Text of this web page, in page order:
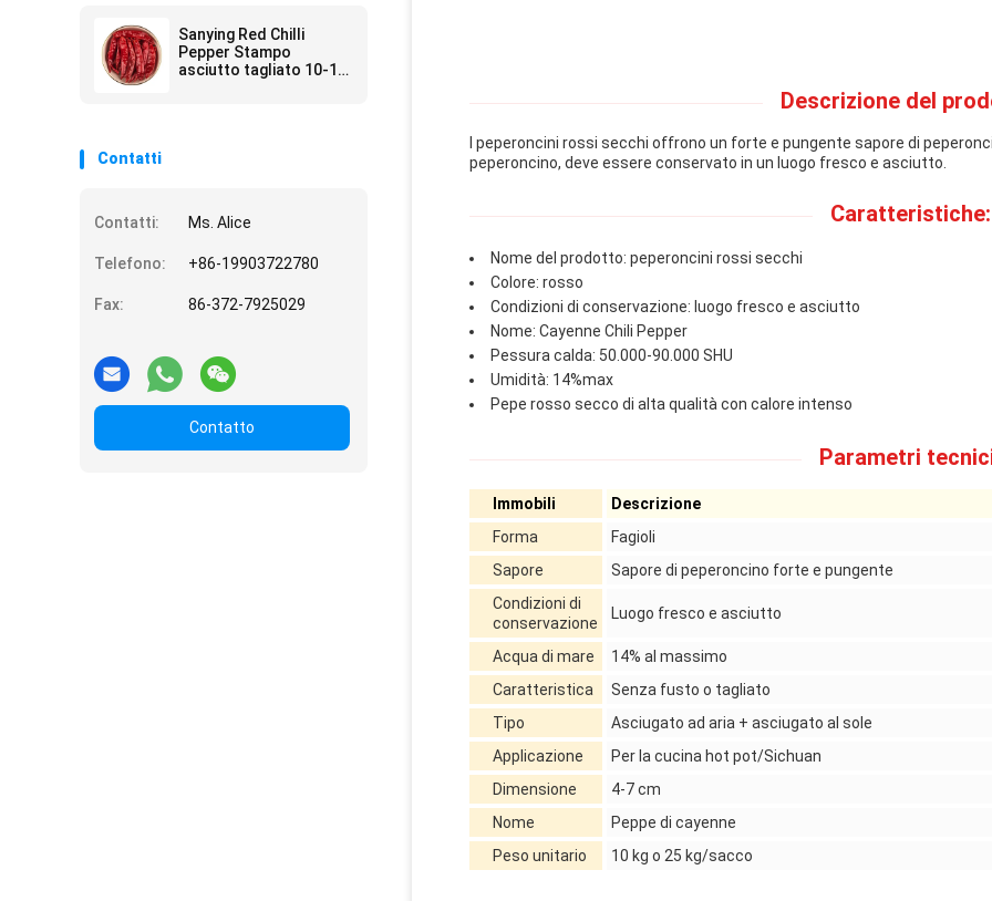
Sanying Red Chilli
Pepper Stampo
asciutto tagliato 10-12
Contatti
Contatti: Ms. Alice
Telefono: +86-19903722780
Fax: 86-372-7925029
Contatto
Descrizione del
I peperoncini rossi secchi offrono un forte e pungente sapore di
peperoncino, deve essere conservato in un luogo fresco e asciutto.
Caratteristiche:
Nome del prodotto: peperoncini rossi secchi
Colore: rosso
Condizioni di conservazione: luogo fresco e asciutto
Nome: Cayenne Chili Pepper
Pessura calda: 50.000-90.000 SHU
Umidità: 14%max
Pepe rosso secco di alta qualità con calore intenso
Parametri
Immobili
Descrizione
Forma
Fagioli
Sapore
Sapore di peperoncino forte e pungente
Condizioni di
conservazione
Luogo fresco e asciutto
Acqua di mare
14% al massimo
Caratteristica
Senza fusto o tagliato
Tipo
Asciugato ad aria + asciugato al sole
Applicazione
Per la cucina hot pot/Sichuan
Dimensione
4-7 cm
Nome
Peppe di cayenne
Peso unitario
10 kg o 25 kg/sacco